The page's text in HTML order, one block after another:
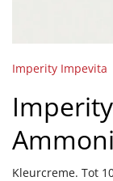
Imperity Impevita
Kleurcreme. Tot